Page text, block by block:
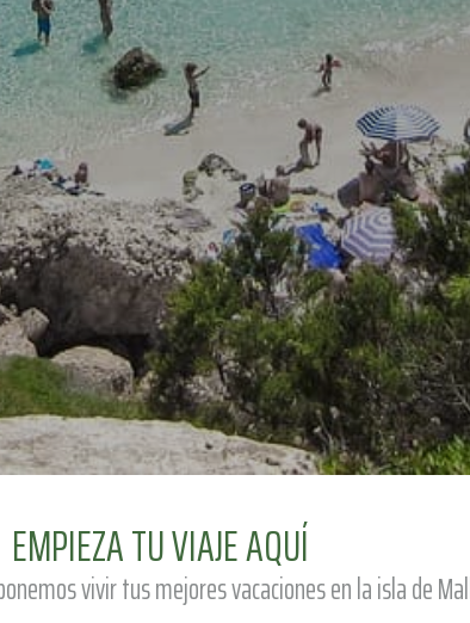
EMPIEZA TU VIAJE AQUÍ
vivir tus mejores vacaciones en la isla de